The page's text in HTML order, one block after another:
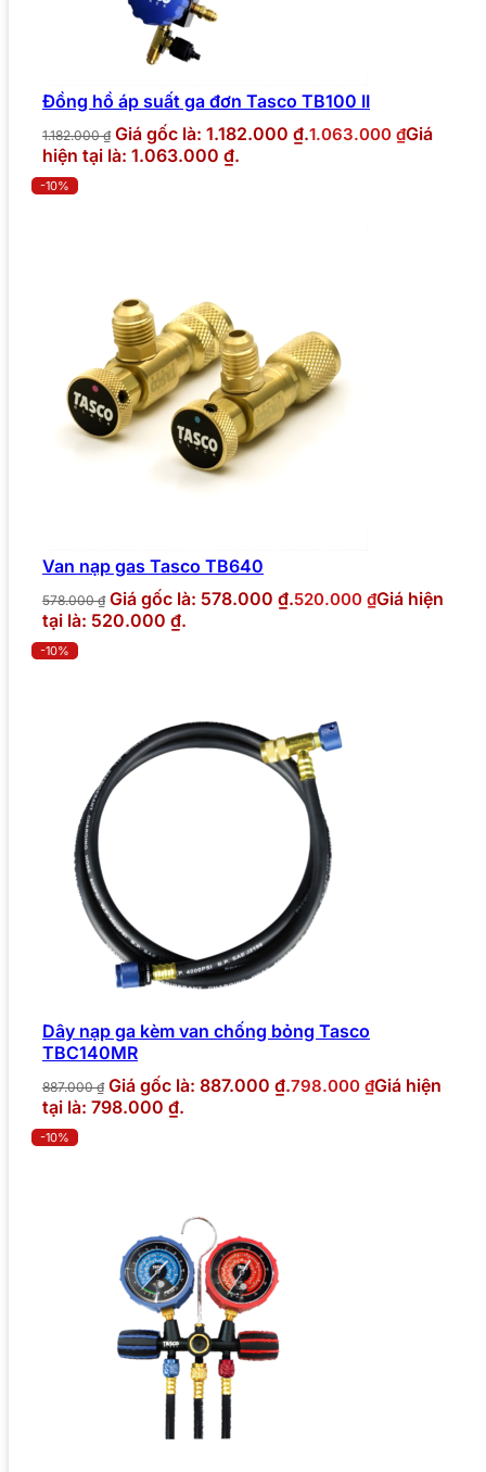
Đồng hồ áp suất ga đơn Tasco TB100 II
1.182.000₫ Giá gốc là: 1.182.000 ₫.1.063.000 ₫Giá
hiện tại là: 1.063.000 ₫.
-10%
Van nạp gas Tasco TB640
578.000₫ Giá gốc là: 578.000 ₫.520.000 ₫Giá hiện
tại là: 520.000 ₫.
-10%
Dây nạp ga kèm van chống bỏng Tasco
TBC140MR
887.000₫ Giá gốc là: 887.000 ₫.798.000 ₫Giá hiện
tại là: 798.000 ₫.
-10%